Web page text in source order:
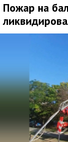
Пожар на